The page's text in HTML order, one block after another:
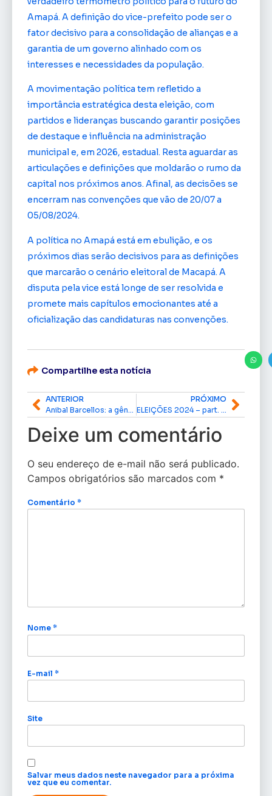
Amapá. A definição do vice-prefeito pode ser o
fator decisivo para a consolidação de alianças e a
garantia de um governo alinhado com os
interesses e necessidades da população.
A movimentação política tem refletido a
importância estratégica desta eleição, com
partidos e lideranças buscando garantir posições
de destaque e influência na administração
municipal e, em 2026, estadual. Resta aguardar as
articulações e definições que moldarão o rumo da
capital nos próximos anos. Afinal, as decisões se
encerram nas convenções que vão de 20/07 a
05/08/2024.
A política no Amapá está em ebulição, e os
próximos dias serão decisivos para as definições
que marcarão o cenário eleitoral de Macapá. A
disputa pela vice está longe de ser resolvida e
promete mais capítulos emocionantes até a
oficialização das candidaturas nas convenções.
Compartilhe esta notícia
ANTERIOR
PRÓXIMO
Deixe um comentário
O seu endereço de e-mail não será publicado.
Campos obrigatórios são marcados com *
Comentário *
Nome *
E-mail *
Site
Salvar meus dados neste navegador para a próxima
vez que eu comentar.